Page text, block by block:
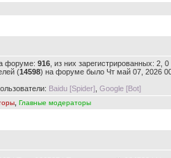
форуме: 916 , из них зарегистрированных: 2,
(14598) на форуме было Чт май 07, 2026
Baidu [Spider] Google [Bot]
Главные модераторы